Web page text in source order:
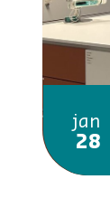
jan
28